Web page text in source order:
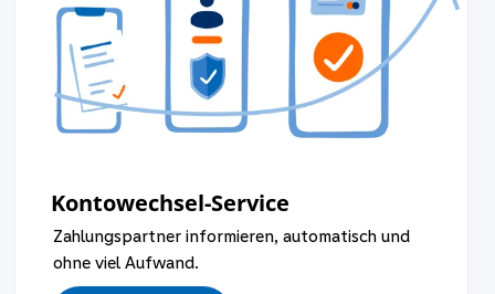
Kontowechsel-Service
Zahlungspartner informieren, automatisch und
ohne viel Aufwand.